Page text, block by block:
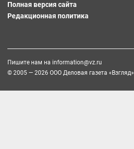
Полная версия сайта
Редакционная политика
Пишите нам на information@vz.ru
© 2005 — 2026 ООО Деловая газета «Взгляд»